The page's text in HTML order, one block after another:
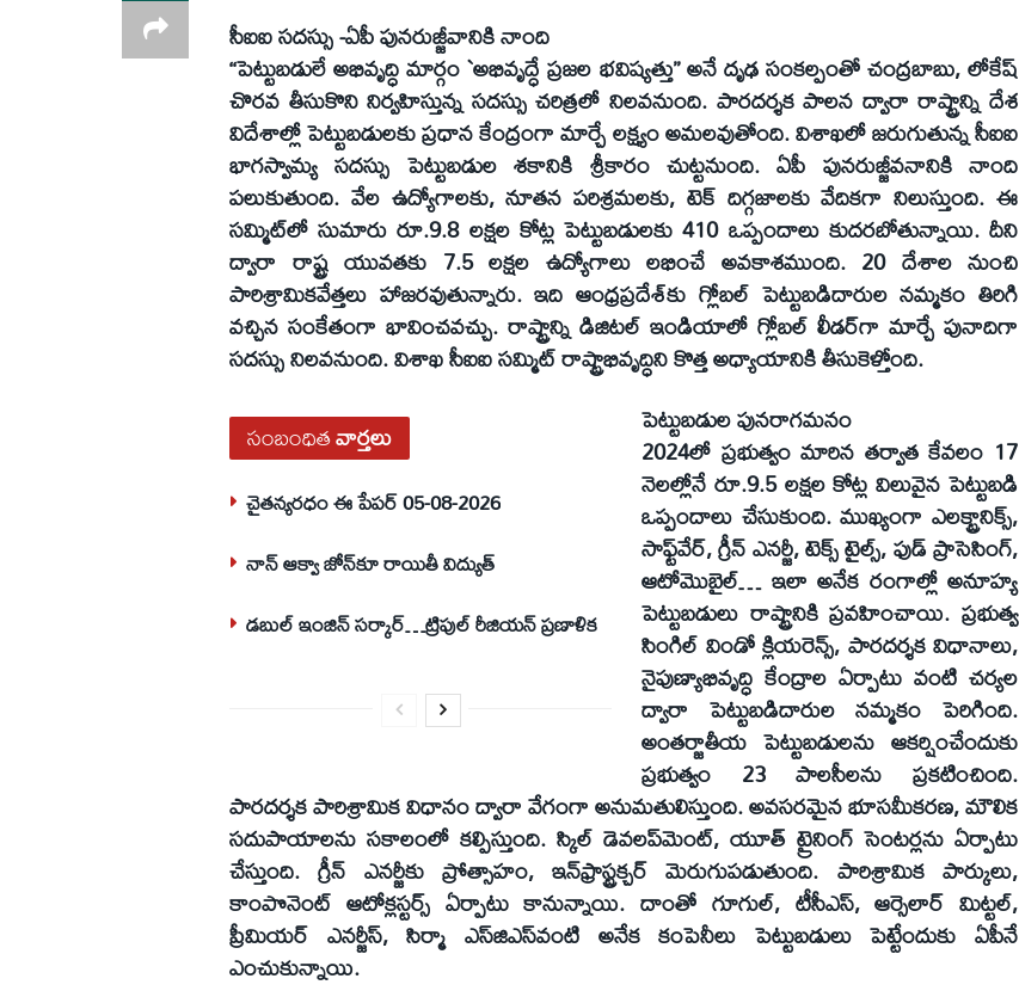
సీఐఐ సదస్సు -ఏపీ పునరుజ్జీవానికి నాంది
‘‘పెట్టుబడులే అభివృద్ధి మార్గం `అభివృద్ధే ప్రజల భవిష్యత్తు’’ అనే దృఢ సంకల్పంతో చంద్రబాబు, లోకేష్‌
చొరవ తీసుకొని నిర్వహిస్తున్న సదస్సు చరిత్రలో నిలవనుంది. పారదర్శక పాలన ద్వారా రాష్ట్రాన్ని దేశ
విదేశాల్లో పెట్టుబడులకు ప్రధాన కేంద్రంగా మార్చే లక్ష్యం అమలవుతోంది. విశాఖలో జరుగుతున్న సీఐఐ
భాగస్వామ్య సదస్సు పెట్టుబడుల శకానికి శ్రీకారం చుట్టనుంది. ఏపీ పునరుజ్జీవనానికి నాంది
పలుకుతుంది. వేల ఉద్యోగాలకు, నూతన పరిశ్రమలకు, టెక్‌ దిగ్గజాలకు వేదికగా నిలుస్తుంది. ఈ
సమ్మిట్‌లో సుమారు రూ.9.8 లక్షల కోట్ల పెట్టుబడులకు 410 ఒప్పందాలు కుదరబోతున్నాయి. దీని
ద్వారా రాష్ట్ర యువతకు 7.5 లక్షల ఉద్యోగాలు లభించే అవకాశముంది. 20 దేశాల నుంచి
పారిశ్రామికవేత్తలు హాజరవుతున్నారు. ఇది ఆంధ్రప్రదేశ్‌కు గ్లోబల్‌ పెట్టుబడిదారుల నమ్మకం తిరిగి
వచ్చిన సంకేతంగా భావించవచ్చు. రాష్ట్రాన్ని డిజిటల్‌ ఇండియాలో గ్లోబల్‌ లీడర్‌గా మార్చే పునాదిగా
సదస్సు నిలవనుంది. విశాఖ సీఐఐ సమ్మిట్‌ రాష్ట్రాభివృద్ధిని కొత్త అధ్యాయానికి తీసుకెళ్తోంది.
సంబంధితవార్తలు
చైతన్యరధం ఈ పేపర్ 05-08-2026
నాన్ ఆక్వా జోన్‌కూ రాయితీ విద్యుత్
డబుల్ ఇంజిన్ సర్కార్…ట్రిపుల్ రీజియన్ ప్రణాళిక
పెట్టుబడుల పునరాగమనం
2024లో ప్రభుత్వం మారిన తర్వాత కేవలం 17
నెలల్లోనే రూ.9.5 లక్షల కోట్ల విలువైన పెట్టుబడి
ఒప్పందాలు చేసుకుంది. ముఖ్యంగా ఎలక్ట్రానిక్స్‌,
సాఫ్ట్‌వేర్‌, గ్రీన్‌ ఎనర్జీ, టెక్స్‌ టైల్స్‌, ఫుడ్‌ ప్రాసెసింగ్‌,
ఆటోమొబైల్‌… ఇలా అనేక రంగాల్లో అనూహ్య
పెట్టుబడులు రాష్ట్రానికి ప్రవహించాయి. ప్రభుత్వ
సింగిల్‌ విండో క్లియరెన్స్‌, పారదర్శక విధానాలు,
నైపుణ్యాభివృద్ధి కేంద్రాల ఏర్పాటు వంటి చర్యల
ద్వారా పెట్టుబడిదారుల నమ్మకం పెరిగింది.
అంతర్జాతీయ పెట్టుబడులను ఆకర్షించేందుకు
ప్రభుత్వం 23 పాలసీలను ప్రకటించింది.
పారదర్శక పారిశ్రామిక విధానం ద్వారా వేగంగా అనుమతులిస్తుంది. అవసరమైన భూసమీకరణ, మౌలిక
సదుపాయాలను సకాలంలో కల్పిస్తుంది. స్కిల్‌ డెవలప్‌మెంట్‌, యూత్‌ ట్రైనింగ్‌ సెంటర్లను ఏర్పాటు
చేస్తుంది. గ్రీన్‌ ఎనర్జీకు ప్రోత్సాహం, ఇన్‌ఫ్రాస్ట్రక్చర్‌ మెరుగుపడుతుంది. పారిశ్రామిక పార్కులు,
కాంపొనెంట్‌ ఆటోక్లస్టర్స్‌ ఏర్పాటు కానున్నాయి. దాంతో గూగుల్‌, టీసీఎస్‌, ఆర్సెలార్‌ మిట్టల్‌,
ప్రీమియర్‌ ఎనర్జీస్‌, సిర్మా ఎస్‌జిఎస్‌వంటి అనేక కంపెనీలు పెట్టుబడులు పెట్టేందుకు ఏపీనే
ఎంచుకున్నాయి.